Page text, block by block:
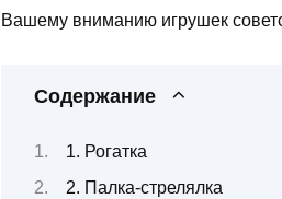
Вашему вниманию игрушек
Содержание
1. Рогатка
2. Палка-стрелялка